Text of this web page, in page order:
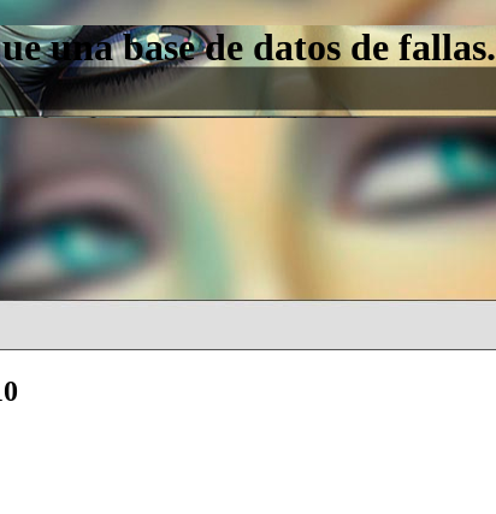
una base de datos de fallas.